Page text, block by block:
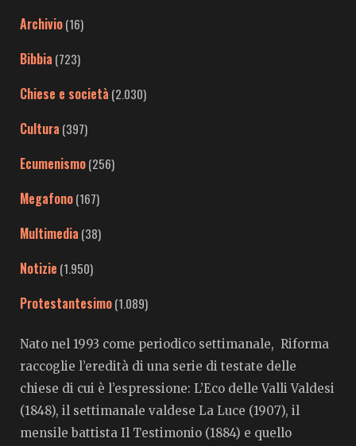
Archivio(16)
Bibbia (723)
Chiese e società (2.030)
Cultura (397)
Ecumenismo(256)
Megafono(167)
Multimedia (38)
Notizie (1.950)
Protestantesimo(1.089)
Nato nel 1993 come periodico settimanale, Riforma
raccoglie l’eredità di una serie di testate delle
chiese di cui è l’espressione: L’Eco delle Valli Valdesi
(1848), il settimanale valdese La Luce (1907), il
mensile battista Il Testimonio (1884) e quello